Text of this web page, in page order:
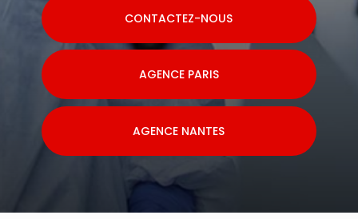
CONTACTEZ-NOUS
AGENCE PARIS
AGENCE NANTES